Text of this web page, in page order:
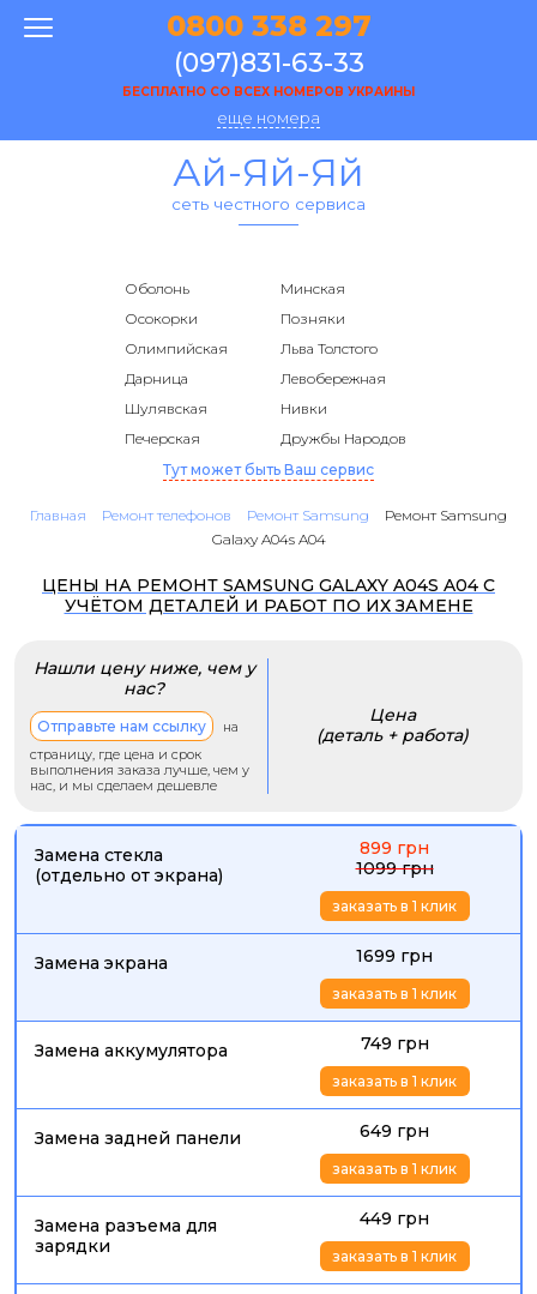
0800 338 297
(097)831-63-33
БЕСПЛАТНО СО ВСЕХ НОМЕРОВ УКРАИНЫ
еще номера
Ай-Яй-Яй
сеть честного сервиса
Оболонь
Минская
Осокорки
Позняки
Олимпийская
Льва Толстого
Дарница
Левобережная
Шулявская
Нивки
Печерская
Дружбы Народов
Тут может быть Ваш сервис
Главная Ремонт телефонов Ремонт Samsung
Ремонт Samsung
Galaxy A04s A04
ЦЕНЫ НА РЕМОНТ SAMSUNG GALAXY A04S A04 С
УЧЁТОМ ДЕТАЛЕЙ И РАБОТ ПО ИХ ЗАМЕНЕ
Нашли цену ниже, чем у
нас?
Отправьте нам ссылку
на
страницу, где цена и срок
выполнения заказа лучше, чем у
нас, и мы сделаем дешевле
Цена
(деталь + работа)
Замена стекла
(отдельно от экрана)
899 грн
1099 грн
заказать в 1 клик
Замена экрана 1699 грн
заказать в 1 клик
Замена аккумулятора 749 грн
заказать в 1 клик
Замена задней панели 649 грн
заказать в 1 клик
Замена разъема для
зарядки
449 грн
заказать в 1 клик